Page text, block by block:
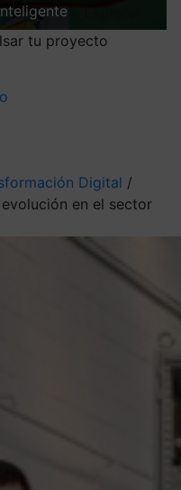
tu proyecto
Digital /
en el sector